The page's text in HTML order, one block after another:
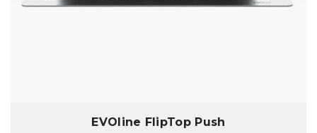
EVOline FlipTop Push